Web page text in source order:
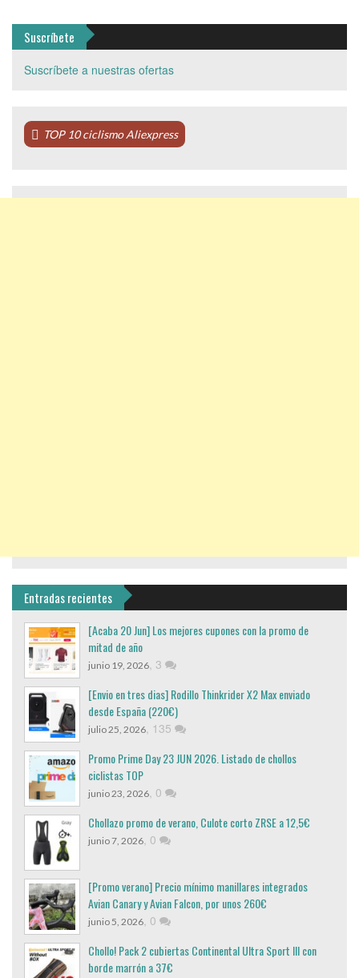
Suscríbete
Suscríbete a nuestras ofertas
TOP 10 ciclismo Aliexpress
Entradas recientes
[Acaba 20 Jun] Los mejores cupones con la promo de
mitad de año
junio 19, 2026, 3
[Envio en tres dias] Rodillo Thinkrider X2 Max enviado
desde España (220€)
julio 25, 2026, 135
Promo Prime Day 23 JUN 2026. Listado de chollos
ciclistas TOP
junio 23, 2026, 0
Chollazo promo de verano, Culote corto ZRSE a 12,5€
junio 7, 2026, 0
[Promo verano] Precio mínimo manillares integrados
Avian Canary y Avian Falcon, por unos 260€
junio 5, 2026, 0
Chollo! Pack 2 cubiertas Continental Ultra Sport III con
borde marrón a 37€